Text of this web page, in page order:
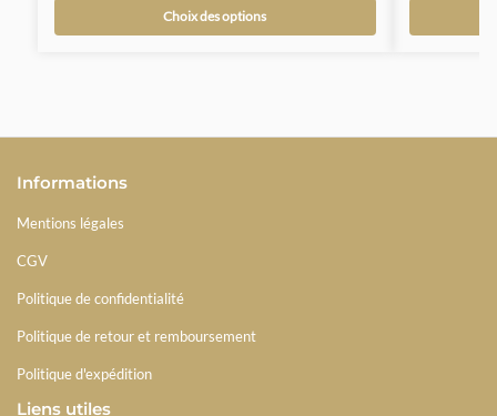
Choix des options
Informations
Mentions légales
CGV
Politique de confidentialité
Politique de retour et remboursement
Politique d'expédition
Liens utiles